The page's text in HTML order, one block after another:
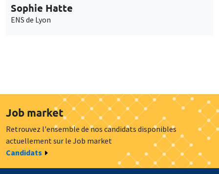
Sophie Hatte
ENS de Lyon
Job market
Retrouvez l'ensemble de nos candidats disponibles
actuellement sur le Job market
Candidats